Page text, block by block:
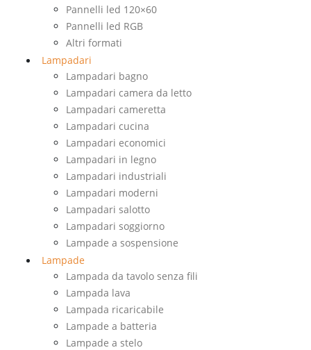
Pannelli led 120×60
Pannelli led RGB
Altri formati
Lampadari
Lampadari bagno
Lampadari camera da letto
Lampadari cameretta
Lampadari cucina
Lampadari economici
Lampadari in legno
Lampadari industriali
Lampadari moderni
Lampadari salotto
Lampadari soggiorno
Lampade a sospensione
Lampade
Lampada da tavolo senza fili
Lampada lava
Lampada ricaricabile
Lampade a batteria
Lampade a stelo